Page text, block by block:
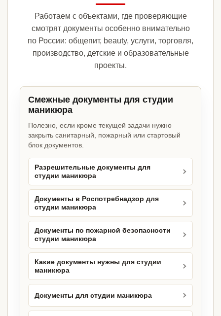
Работаем с объектами, где проверяющие
смотрят документы особенно внимательно
по России: общепит, beauty, услуги, торговля,
производство, детские и образовательные
проекты.
Смежные документы для студии
маникюра
Полезно, если кроме текущей задачи нужно
закрыть санитарный, пожарный или стартовый
блок документов.
Разрешительные документы для
студии маникюра
Документы в Роспотребнадзор для
студии маникюра
Документы по пожарной безопасности
студии маникюра
Какие документы нужны для студии
маникюра
Документы для студии маникюра